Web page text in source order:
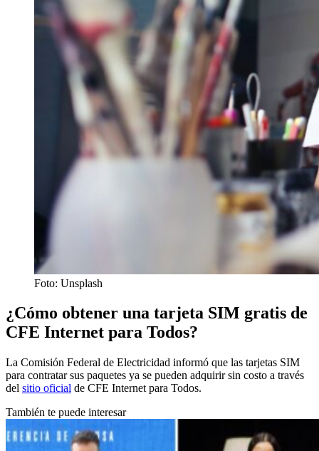
Foto: Unsplash
¿Cómo obtener una tarjeta SIM gratis de
CFE Internet para Todos?
La Comisión Federal de Electricidad informó que las tarjetas SIM
para contratar sus paquetes ya se pueden adquirir sin costo a través
del sitio oficial de CFE Internet para Todos.
También te puede interesar